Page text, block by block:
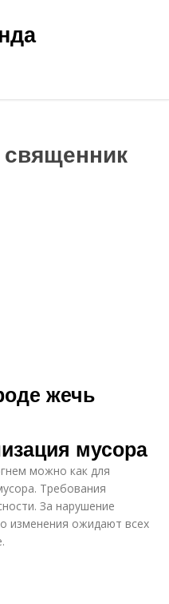
жечь
мусора
можно как для
Требования
За нарушение
изменения ожидают всех